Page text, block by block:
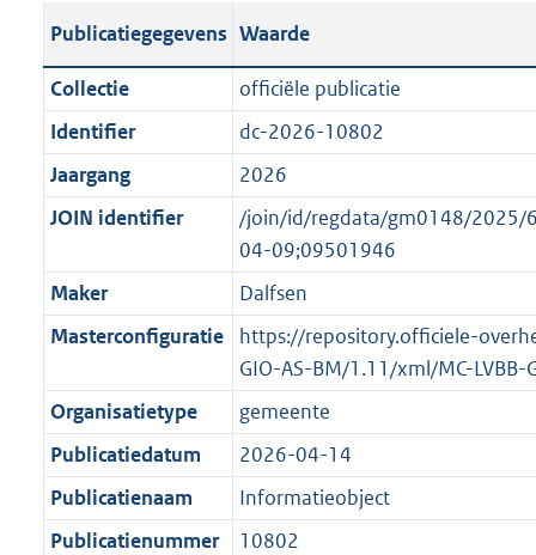
l
c
a
t
i
e
n
f
o
m
a
a
t
o
t
e
:
8
K
b
i
c
a
t
i
i
n
f
r
m
a
a
t
o
t
t
e
:
o
b
e
k
n
d
t
a
n
d
g
r
o
t
t
e
:
1
K
b
Publicatiegegevens Waarde
Collectie
officiële publicatie
Identifier
dc-2026-10802
Jaargang
2026
JOIN identifier
/join/id/regdata/gm0148/2025/
04-09;09501946
Maker
Dalfsen
Masterconfiguratie
https://repository.officiele-
GIO-AS-BM/1.11/xml/MC-LVBB-
Organisatietype
gemeente
Publicatiedatum
2026-04-14
Publicatienaam
Informatieobject
Publicatienummer
10802